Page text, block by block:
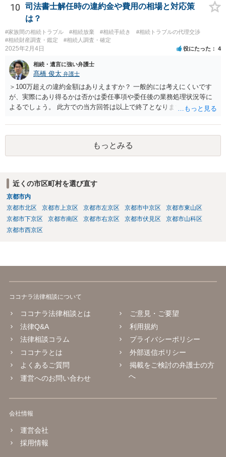
であれば、弁護士に相談し依頼されたら良いと思います。
10
司法書士解任時の違約金や費用の相場と対応策
は？
#家族間の相続トラブル #相続放棄 #相続手続き
#相続トラブルの代理交渉
#相続財産調査・鑑定
#相続人調査・確定
2025年2月4日 役にたった 4
相続・遺言に強い弁護士
髙橋 俊太 弁護士
＞100万超えの違約金額はありえますか？ 一般的には考えにくいです
が、実際にあり得るかは否かは委任事項や委任後の業務処理状況等に
よるでしょう。 此方での当方回答は以上で終了となりますが、参考に
もっとみる
近くの市区町村を選び直す
京都市内
京都市北区
京都市上京区 京都市左京区 京都市中京区
京都市東山区
京都市下京区
京都市南区 京都市右京区 京都市伏見区
京都市山科区
京都市西京区
ココナラ法律相談について
ココナラ法律相談とは
法律Q&A
法律相談コラム
ココナラとは
よくあるご質問
運営へのお問い合わせ
ご意見・ご要望
利用規約
プライバシーポリシー
外部送信ポリシー
掲載をご検討の弁護士の方
へ
会社情報
運営会社
採用情報